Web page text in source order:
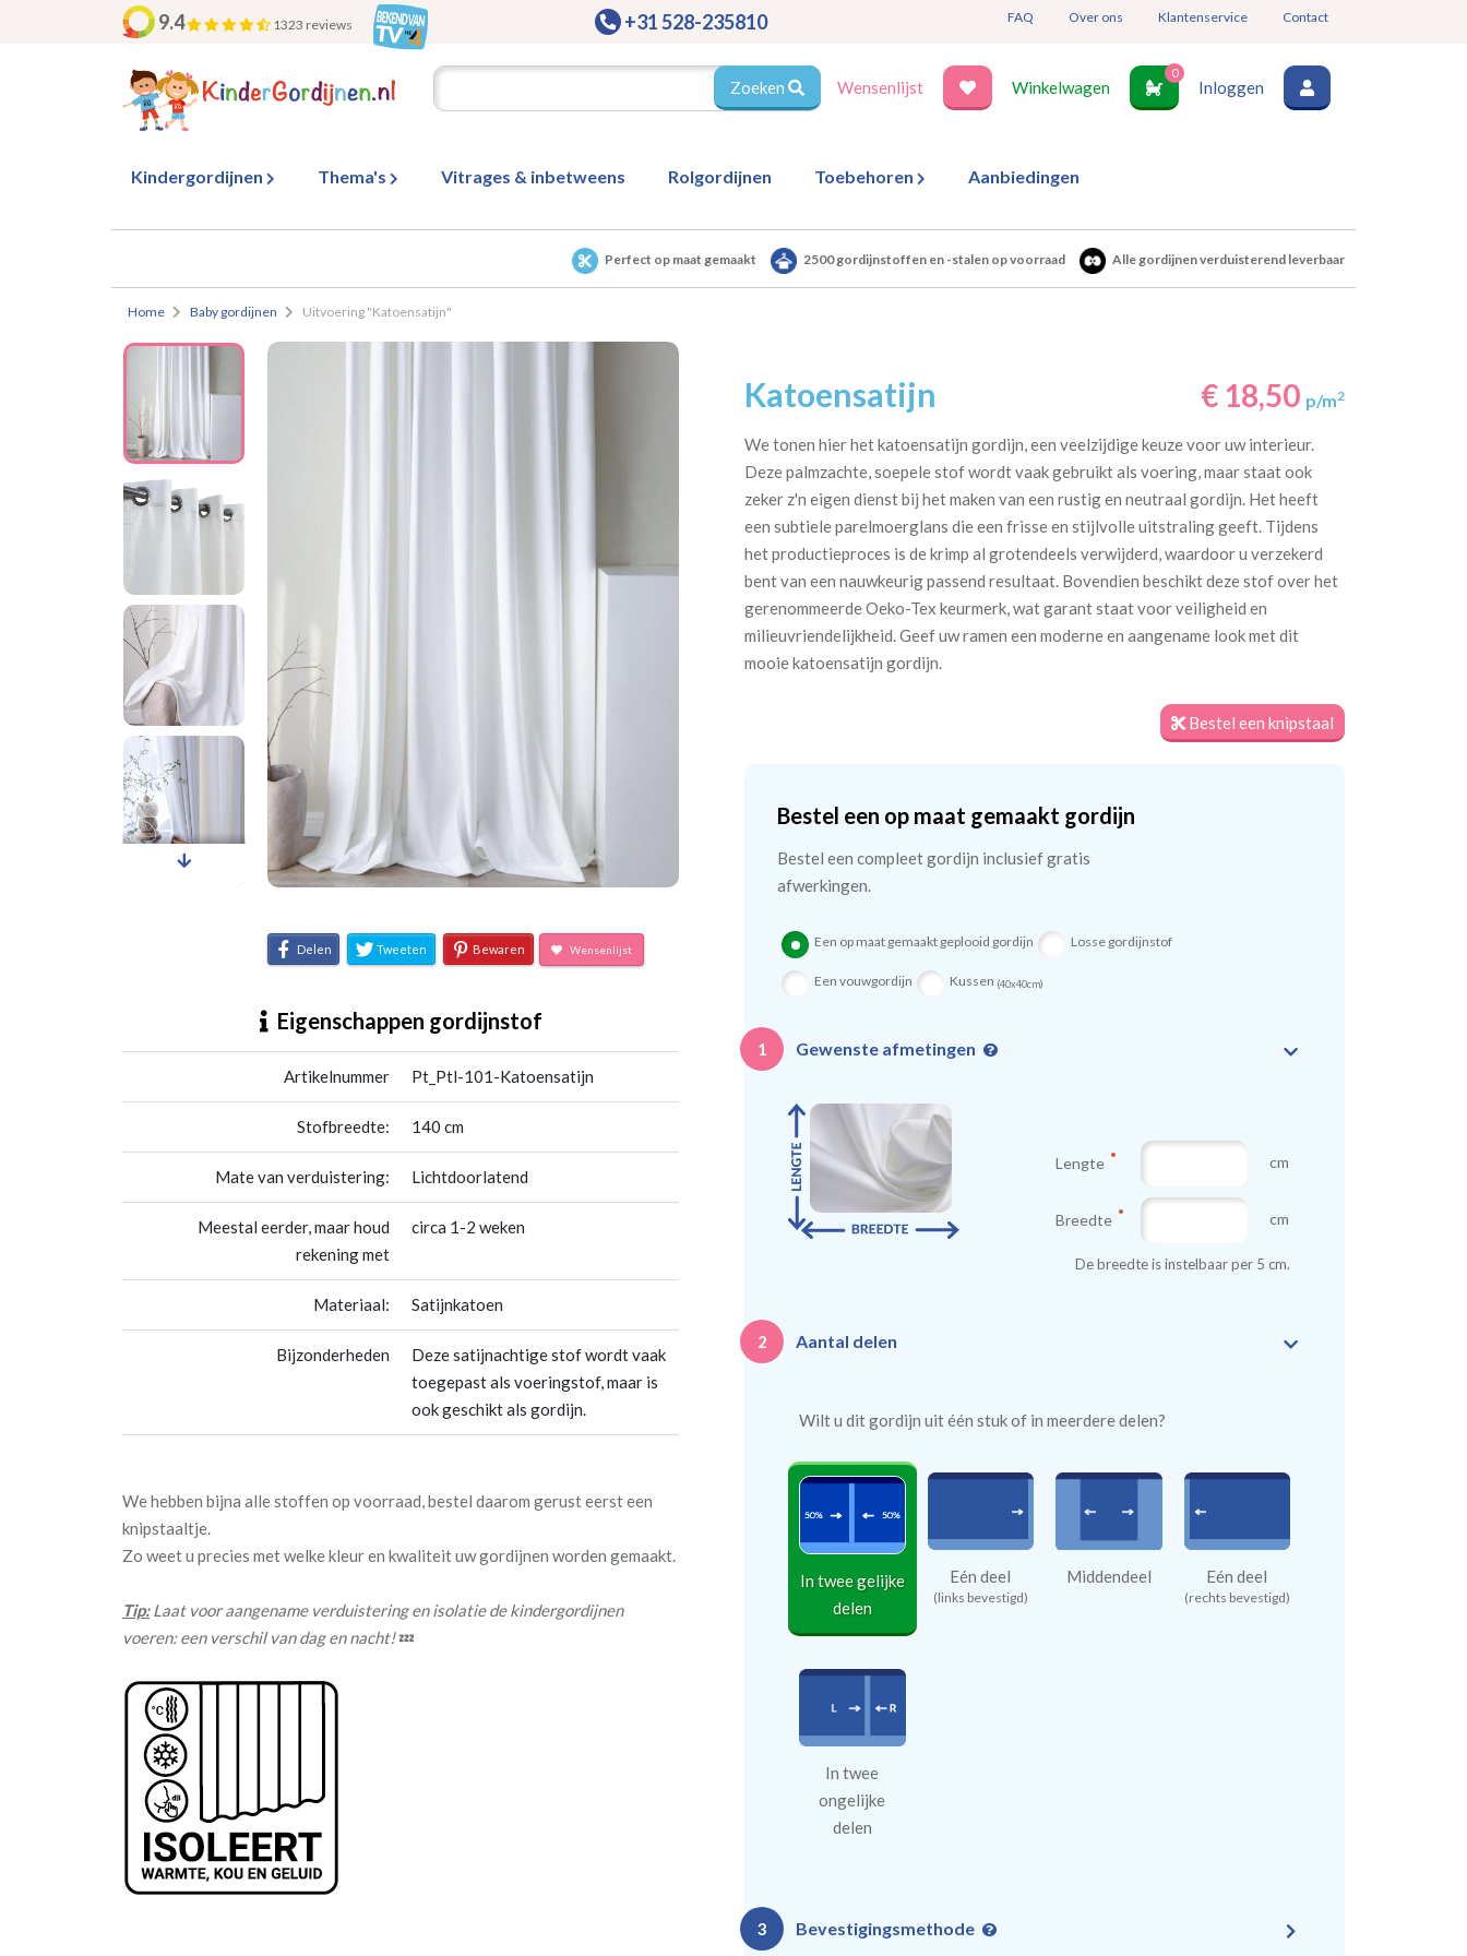
9.4 1323 reviews +31 528-235810 FAQ Over ons Klantenservice Contact
Zoeken Wensenlijst Winkelwagen
0
Inloggen
Kindergordijnen Thema's Vitrages & inbetweens Rolgordijnen Toebehoren Aanbiedingen
Perfect op maat gemaakt 2500 gordijnstoffen en -stalen op voorraad Alle gordijnen verduisterend leverbaar
Home Baby gordijnen Uitvoering "Katoensatijn"
Delen Tweeten Bewaren Wensenlijst
Eigenschappen gordijnstof
Artikelnummer Pt_Ptl-101-Katoensatijn
Stofbreedte: 140 cm
Mate van verduistering: Lichtdoorlatend
Meestal eerder, maar houd
rekening met
circa 1-2 weken
Materiaal: Satijnkatoen
Bijzonderheden
Deze satijnachtige stof wordt vaak
toegepast als voeringstof, maar is
ook geschikt als gordijn.
We hebben bijna alle stoffen op voorraad, bestel daarom gerust eerst een
knipstaaltje.
Zo weet u precies met welke kleur en kwaliteit uw gordijnen worden gemaakt.
Tip:Laat voor aangename verduistering en isolatie de kindergordijnen
voeren: een verschil van dag en nacht!💤
Katoensatijn € 18,50 p/m2
We tonen hier het katoensatijn gordijn, een veelzijdige keuze voor uw interieur.
Deze palmzachte, soepele stof wordt vaak gebruikt als voering, maar staat ook
zeker z'n eigen dienst bij het maken van een rustig en neutraal gordijn. Het heeft
een subtiele parelmoerglans die een frisse en stijlvolle uitstraling geeft. Tijdens
het productieproces is de krimp al grotendeels verwijderd, waardoor u verzekerd
bent van een nauwkeurig passend resultaat. Bovendien beschikt deze stof over het
gerenommeerde Oeko-Tex keurmerk, wat garant staat voor veiligheid en
milieuvriendelijkheid. Geef uw ramen een moderne en aangename look met dit
mooie katoensatijn gordijn.
Bestel een knipstaal
Bestel een op maat gemaakt gordijn
Bestel een compleet gordijn inclusief gratis
afwerkingen.
Een op maat gemaakt geplooid gordijn Losse gordijnstof
Een vouwgordijn Kussen (40x40cm)
1 Gewenste afmetingen
Lengte cm
Breedte cm
De breedte is instelbaar per 5 cm.
2 Aantal delen
Wilt u dit gordijn uit één stuk of in meerdere delen?
In twee gelijke
delen
Eén deel
(links bevestigd)
Middendeel Eén deel
(rechts bevestigd)
In twee
ongelijke
delen
3 Bevestigingsmethode